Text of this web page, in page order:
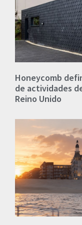
Honeycomb
de actividades
Reino Unido